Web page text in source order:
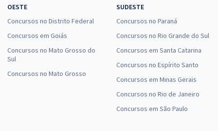
OESTE
Concursos no Distrito Federal
Concursos em Goiás
Concursos no Mato Grosso do
Sul
Concursos no Mato Grosso
SUDESTE
Concursos no Paraná
Concursos no Rio Grande do Sul
Concursos em Santa Catarina
Concursos no Espírito Santo
Concursos em Minas Gerais
Concursos no Rio de Janeiro
Concursos em São Paulo